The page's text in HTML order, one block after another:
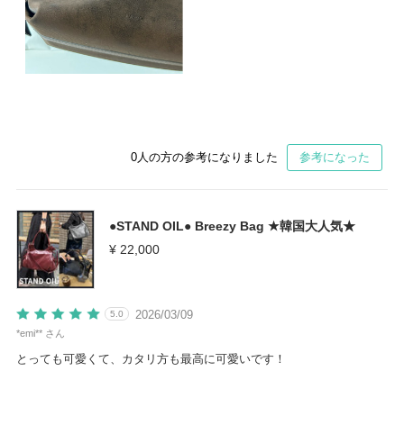
0 人の方の参考になりました 参考になった
●STAND OIL● Breezy Bag ★韓国大人気★
¥ 22,000
2026/03/09
5.0
*emi** さん
とっても可愛くて、カタリ方も最高に可愛いです！